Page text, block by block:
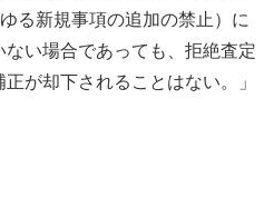
る新規事項の追加の禁止）に
い場合であっても、拒絶査定
が却下されることはない。」